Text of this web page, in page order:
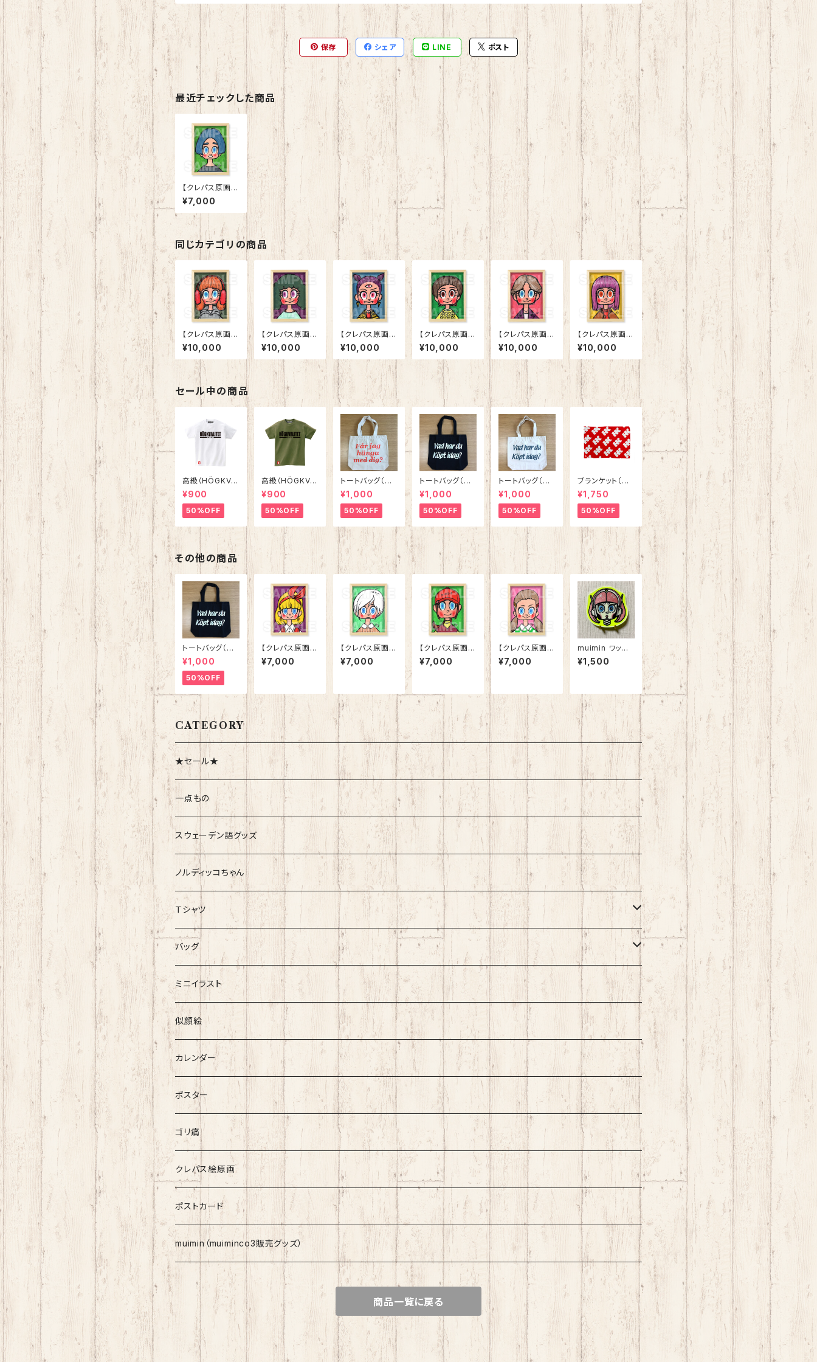
保存 シェア LINE ポスト
最近チェックした商品
【クレパス原画】
「22-06 中分
け」
¥7,000
同じカテゴリの商品
【クレパス原画】
「25-00 初心」
¥10,000
【クレパス原画】
「25-01 モル
ン」
¥10,000
【クレパス原画】
「25-02 デント
レージェ」
¥10,000
【クレパス原画】
「25-03 ネー
ヴス」
¥10,000
【クレパス原画】
「25-04 コット
ホール」
¥10,000
【クレパス原画】
「25-05 ヤッ
ケ」
¥10,000
セール中の商品
高級（HÖGKVA
LITET）Ｔシャ
ツ ホワイト
¥900
50%OFF
高級（HÖGKVA
LITET）Ｔシャ
ツ オリーブ
¥900
50%OFF
トートバッグ（つ
いて行ってい
い？） ナチュラ
ルxサーモンピン
ク
¥1,000
50%OFF
トートバッグ（今
日は何を買った
の？） ブラック
xホワイト
¥1,000
50%OFF
トートバッグ（今
日は何を買った
の？） ナチュラ
ルxダークグリー
ン
¥1,000
50%OFF
ブランケット（HÖ
GKVALITET）レ
ッド
¥1,750
50%OFF
その他の商品
トートバッグ（今
日は何を買った
の？） ブラック
xホワイト
¥1,000
50%OFF
【クレパス原画】
「バスケットボー
ル 2020」
¥7,000
【クレパス原画】
「バレーボール
2020」
¥7,000
【クレパス原画】
「24-11 BIRDI
E」
¥7,000
【クレパス原画】
「卓球 2020」
¥7,000
muimin ワッペ
ン
¥1,500
CATEGORY
★セール★
一点もの
スウェーデン語グッズ
ノルディッコちゃん
Ｔシャツ
Mサイズ限定1枚ずつ レアT特集 >>click
バッグ
ぶらりバッグ
ミニイラスト
似顔絵
カレンダー
ポスター
ゴリ痛
クレパス絵原画
ポストカード
muimin（muiminco3販売グッズ）
商品一覧に戻る